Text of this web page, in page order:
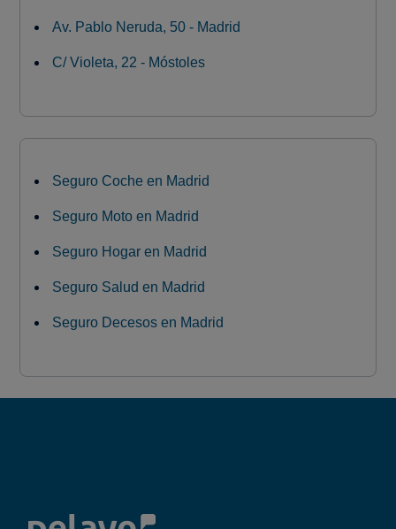
Av. Pablo Neruda, 50 - Madrid
C/ Violeta, 22 - Móstoles
Seguro Coche en Madrid
Seguro Moto en Madrid
Seguro Hogar en Madrid
Seguro Salud en Madrid
Seguro Decesos en Madrid